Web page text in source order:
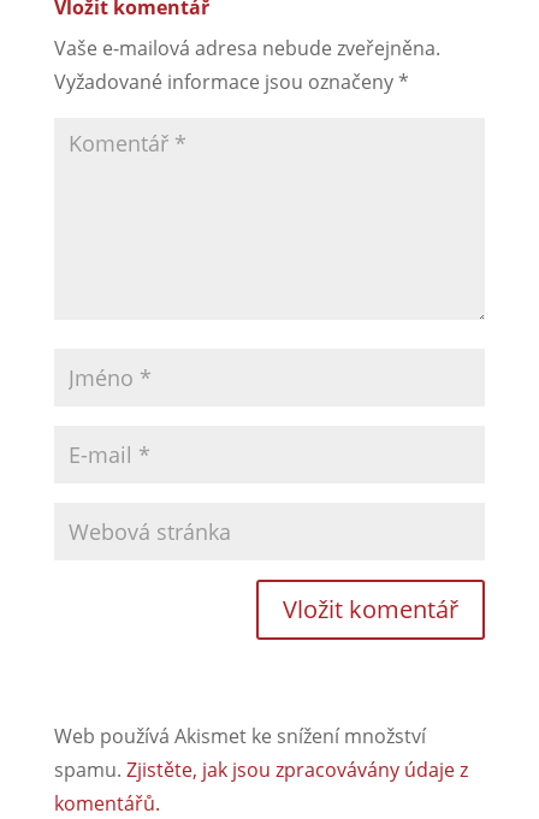
Vložit komentář
Vaše e-mailová adresa nebude zveřejněna.
Vyžadované informace jsou označeny*
Web používá Akismet ke snížení množství
spamu. Zjistěte, jak jsou zpracovávány údaje z
komentářů.